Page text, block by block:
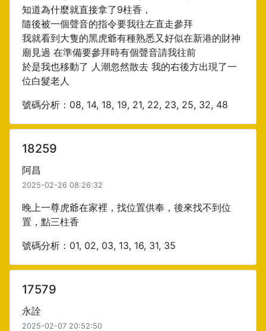
知道為什麼就直接拿了9柱香，
隨後被一個聲音的指令要我往左直走參拜
我就看到大隻的黑虎爺有種熟悉又好似在新港的財神
廟見過 在準備要參拜時有個聲音請我往前
於是我也移動了 人潮忽然散去 我的右後方出現了一
位白髮老人
號碼分析：08, 14, 18, 19, 21, 22, 23, 25, 32, 48
18259
阿昌
2025-02-26 08:26:32
晚上一尊虎爺在家裡，找位置供奉，後來找不到位
置，點三柱香
號碼分析：01, 02, 03, 13, 16, 31, 35
17579
永詮
2025-02-07 20:52:50